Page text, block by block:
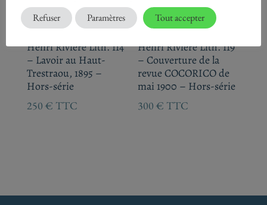
Henri Rivière Lith. 114
– Lavoir au Haut-
Trestraou, 1895 –
Hors-série
250 € TTC
Henri Rivière Lith. 119
– Couverture de la
revue COCORICO de
mai 1900 – Hors-série
300€ TTC
Refuser Paramètres Tout accepter